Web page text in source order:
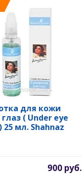
для кожи
глаз ( Under eye
25 мл. Shahnaz
900 руб.